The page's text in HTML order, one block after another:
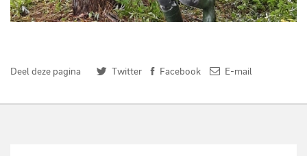
Deel deze pagina Twitter Facebook E-mail